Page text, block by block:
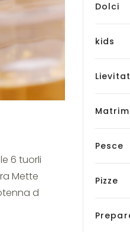
6 tuorli
Mette
d
Dolci
kids
Pesce
Pizze